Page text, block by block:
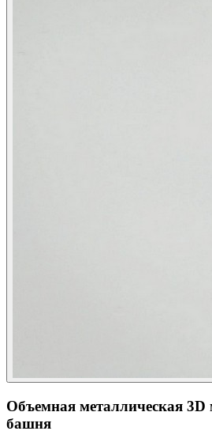
Объемная металлическая
башня